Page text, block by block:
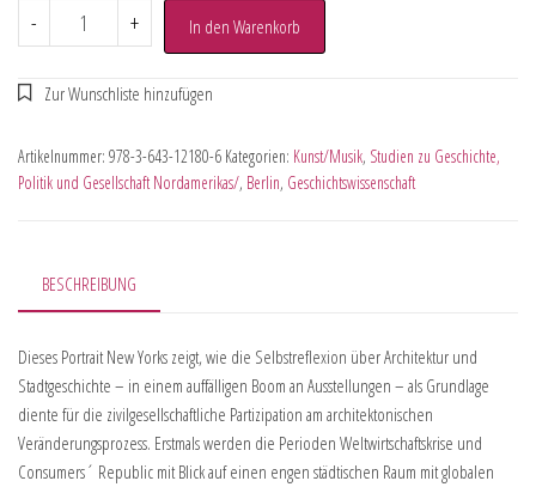
- + In den Warenkorb
Artikelnummer: 978-3-643-12180-6 Kategorien: Kunst/Musik, Studien zu Geschichte,
Politik und Gesellschaft Nordamerikas/, Berlin, Geschichtswissenschaft
BESCHREIBUNG
Dieses Portrait New Yorks zeigt, wie die Selbstreflexion über Architektur und
Stadtgeschichte – in einem auffälligen Boom an Ausstellungen – als Grundlage
diente für die zivilgesellschaftliche Partizipation am architektonischen
Veränderungsprozess. Erstmals werden die Perioden Weltwirtschaftskrise und
Consumers´ Republic mit Blick auf einen engen städtischen Raum mit globalen